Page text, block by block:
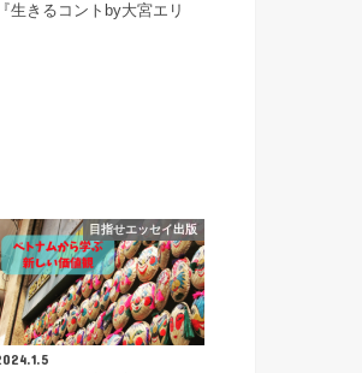
生きるコントby大宮エリ
目指せエッセイ出版